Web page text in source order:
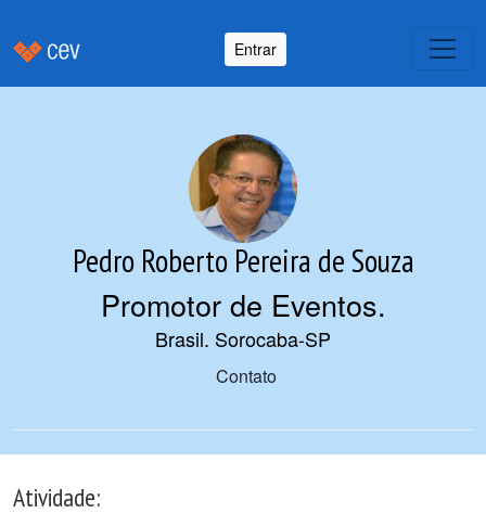
Entrar
Pedro Roberto Pereira de Souza
Promotor de Eventos.
Brasil. Sorocaba-SP
Contato
Atividade: